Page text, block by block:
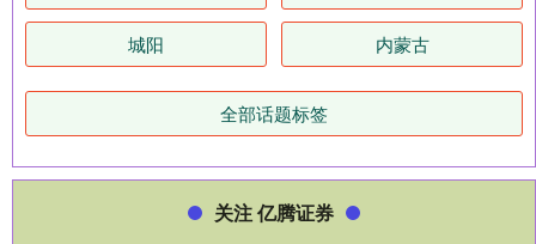
城阳 内蒙古
全部话题标签
关注 亿腾证券